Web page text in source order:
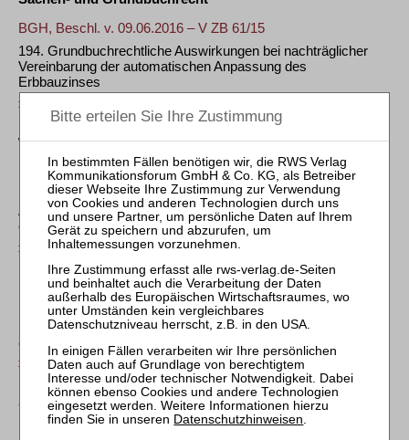
BGH, Beschl. v. 09.06.2016 – V ZB 61/15
194. Grundbuchrechtliche Auswirkungen bei nachträglicher
Vereinbarung der automatischen Anpassung des
Erbbauzinses
Wohnungseigentumsrecht
KG, Beschl. v. 13.10.2016 – 1 W 303/16
195. Vorlage einer Sanierungsgenehmigung auch bei erst nach
Antrag auf Eintragung WEG-rechtlicher Grundstücksteilung
erlassener gemeindlicher ErhaltungsVO
ZfIR 2016, 851
KG, Beschl. v. 08.12.2015 – 1 W 680/15
196. Keine Vorlage eines Negativattests zur Eintragung WEG-
rechtlicher Grundstücksteilung bei Lage des Grundstücks
außerhalb eines Satzungsgebiets
ZfIR 2016, 851
Steuerrecht
Datenschutzhinweisen